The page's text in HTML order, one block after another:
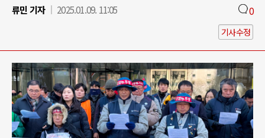
류민 기자
2025.01.09. 11:05 0
기사수정